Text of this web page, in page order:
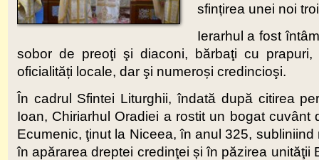
sfințirea unei noi
Ierarhul a fost
sobor de preoţi şi diaconi, bărbaţi cu
oficialități locale, dar şi numeroși credincioşi.
În cadrul Sfintei Liturghii, îndată după citirea
Ioan, Chiriarhul Oradiei a rostit un bogat
Ecumenic, ţinut la Niceea, în anul 325,
în apărarea dreptei credinţei și în păzirea unităţii